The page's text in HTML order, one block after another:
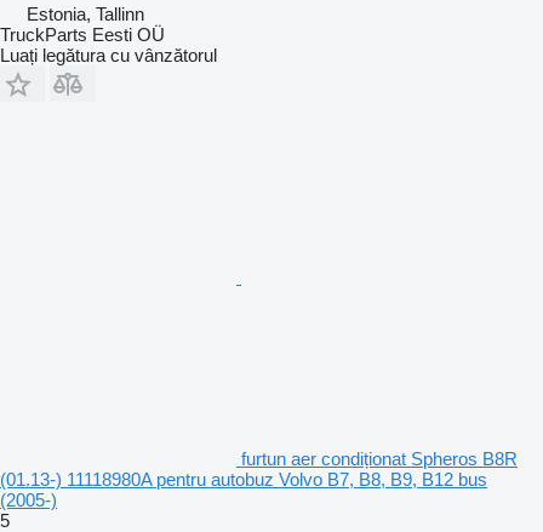
Estonia, Tallinn
TruckParts Eesti OÜ
Luați legătura cu vânzătorul
furtun aer condiționat Spheros B8R
(01.13-) 11118980A pentru autobuz Volvo B7, B8, B9, B12 bus
(2005-)
5